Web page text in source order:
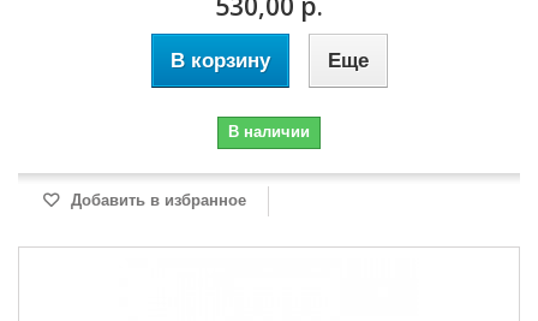
В корзину Еще
В наличии
Добавить в избранное